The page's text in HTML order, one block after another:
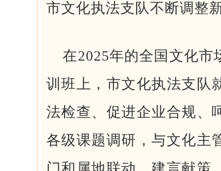
市文化执法支队不断调整
在2025年的全国文化市
训班上，市文化执法支队
法检查、促进企业合规、
各级课题调研，与文化主